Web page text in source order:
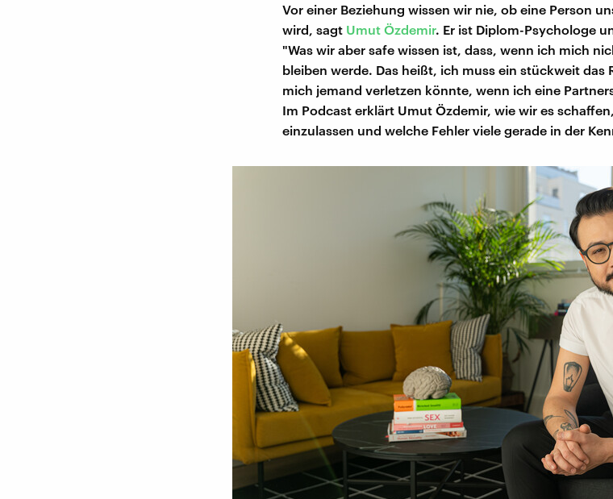
Vor einer Beziehung wissen wir nie, ob eine Person
wird, sagt Umut Özdemir. Er ist Diplom-Psychologe
"Was wir aber safe wissen ist, dass, wenn ich mich
bleiben werde. Das heißt, ich muss ein stückweit das
mich jemand verletzen könnte, wenn ich eine
Im Podcast erklärt Umut Özdemir, wie wir es
einzulassen und welche Fehler viele gerade in der